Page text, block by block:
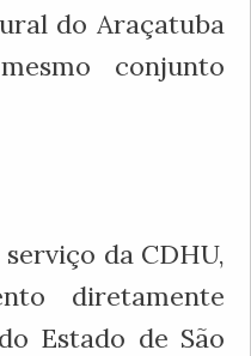
do Araçatuba
conjunto
da CDHU,
diretamente
Estado de São